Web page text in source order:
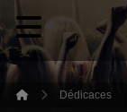
Dédicaces